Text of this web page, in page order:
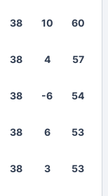
38 10 60
38 4 57
38 -6 54
38 6 53
38 3 53